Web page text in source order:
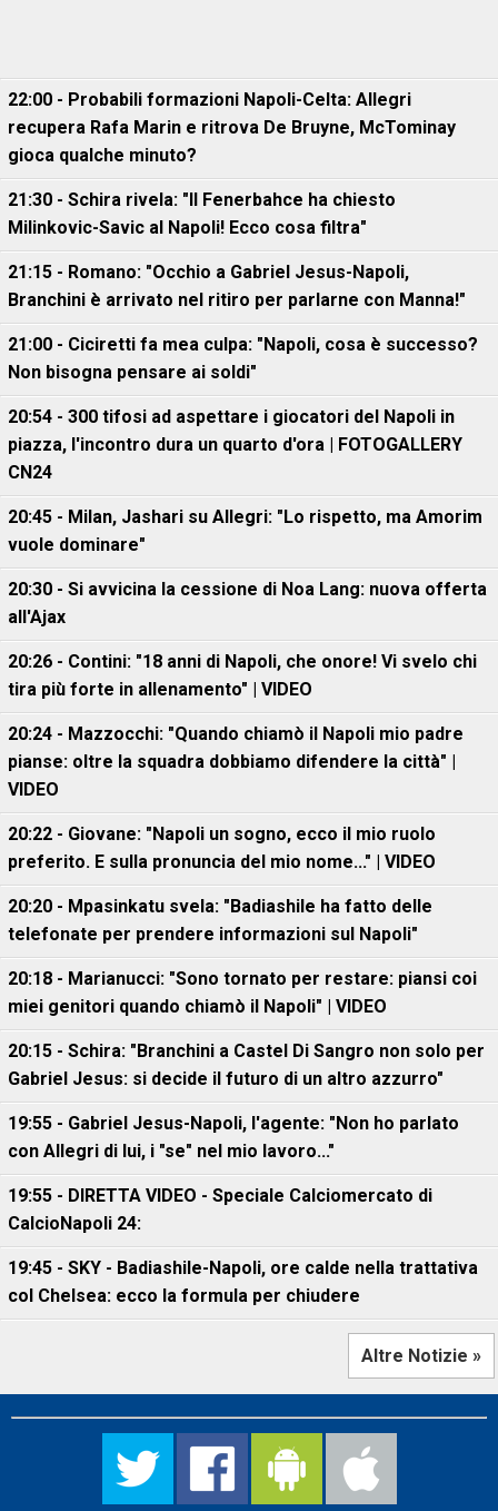
22:00 - Probabili formazioni Napoli-Celta: Allegri
recupera Rafa Marin e ritrova De Bruyne, McTominay
gioca qualche minuto?
21:30 - Schira rivela: "Il Fenerbahce ha chiesto
Milinkovic-Savic al Napoli! Ecco cosa filtra"
21:15 - Romano: "Occhio a Gabriel Jesus-Napoli,
Branchini è arrivato nel ritiro per parlarne con Manna!"
21:00 - Ciciretti fa mea culpa: "Napoli, cosa è successo?
Non bisogna pensare ai soldi"
20:54 - 300 tifosi ad aspettare i giocatori del Napoli in
piazza, l'incontro dura un quarto d'ora | FOTOGALLERY
CN24
20:45 - Milan, Jashari su Allegri: "Lo rispetto, ma Amorim
vuole dominare"
20:30 - Si avvicina la cessione di Noa Lang: nuova offerta
all'Ajax
20:26 - Contini: "18 anni di Napoli, che onore! Vi svelo chi
tira più forte in allenamento" | VIDEO
20:24 - Mazzocchi: "Quando chiamò il Napoli mio padre
pianse: oltre la squadra dobbiamo difendere la città" |
VIDEO
20:22 - Giovane: "Napoli un sogno, ecco il mio ruolo
preferito. E sulla pronuncia del mio nome..." | VIDEO
20:20 - Mpasinkatu svela: "Badiashile ha fatto delle
telefonate per prendere informazioni sul Napoli"
20:18 - Marianucci: "Sono tornato per restare: piansi coi
miei genitori quando chiamò il Napoli" | VIDEO
20:15 - Schira: "Branchini a Castel Di Sangro non solo per
Gabriel Jesus: si decide il futuro di un altro azzurro"
19:55 - Gabriel Jesus-Napoli, l'agente: "Non ho parlato
con Allegri di lui, i "se" nel mio lavoro..."
19:55 - DIRETTA VIDEO - Speciale Calciomercato di
CalcioNapoli 24:
19:45 - SKY - Badiashile-Napoli, ore calde nella trattativa
col Chelsea: ecco la formula per chiudere
Altre Notizie »